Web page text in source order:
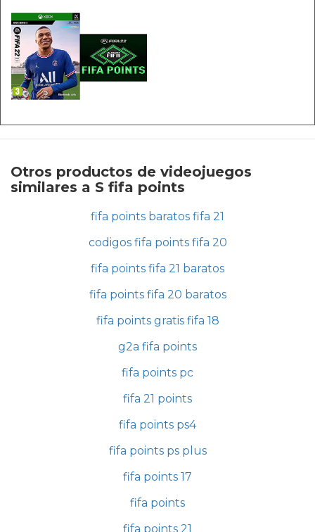
Otros productos de videojuegos
similares a S fifa points
fifa points baratos fifa 21
codigos fifa points fifa 20
fifa points fifa 21 baratos
fifa points fifa 20 baratos
fifa points gratis fifa 18
g2a fifa points
fifa points pc
fifa 21 points
fifa points ps4
fifa points ps plus
fifa points 17
fifa points
fifa points 21